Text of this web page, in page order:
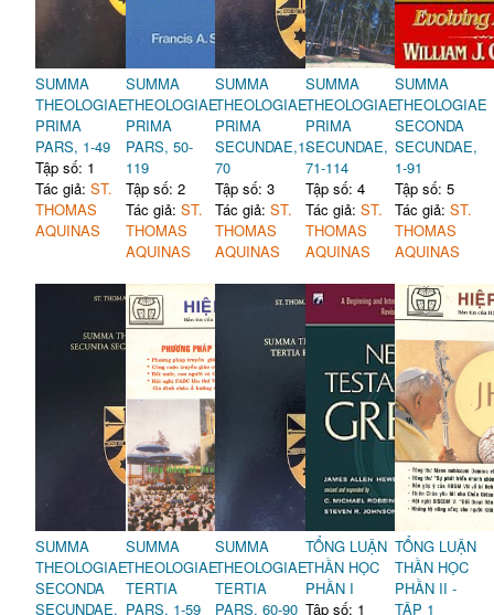
SUMMA
THEOLOGIAE
PRIMA
PARS, 1-49
Tập số: 1
Tác giả:ST.
THOMAS
AQUINAS
SUMMA
THEOLOGIAE
PRIMA
PARS, 50-
119
Tập số: 2
Tác giả: ST.
THOMAS
AQUINAS
SUMMA
THEOLOGIAE
PRIMA
SECUNDAE,1-
70
Tập số: 3
Tác giả:ST.
THOMAS
AQUINAS
SUMMA
THEOLOGIAE
PRIMA
SECUNDAE,
71-114
Tập số: 4
Tác giả: ST.
THOMAS
AQUINAS
SUMMA
THEOLOGIAE
SECONDA
SECUNDAE,
1-91
Tập số: 5
Tác giả:ST.
THOMAS
AQUINAS
SUMMA
THEOLOGIAE
SECONDA
SECUNDAE,
SUMMA
THEOLOGIAE
TERTIA
PARS, 1-59
SUMMA
THEOLOGIAE
TERTIA
PARS, 60-90
TỔNG LUẬN
THẦN HỌC
PHẦN I
Tập số: 1
TỔNG LUẬN
THẦN HỌC
PHẦN II -
TẬP 1